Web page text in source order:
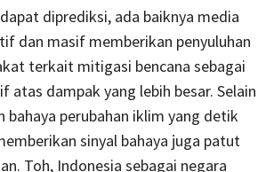
diprediksi, ada baiknya media
dan masif memberikan penyuluhan
terkait mitigasi bencana sebagai
atas dampak yang lebih besar. Selain
bahaya perubahan iklim yang detik
sinyal bahaya juga patut
Toh, Indonesia sebagai negara